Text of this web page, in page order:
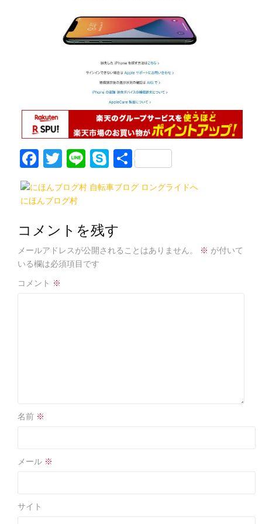
F
a
c
b
o
o
k
T
w
itt
Li
n
e
S
k
y
e
共
有
にほんブログ村
コメントを残す
メールアドレスが公開されることはありません。 ※ が付いて
いる欄は必須項目です
コメント ※
名前 ※
メール ※
サイト